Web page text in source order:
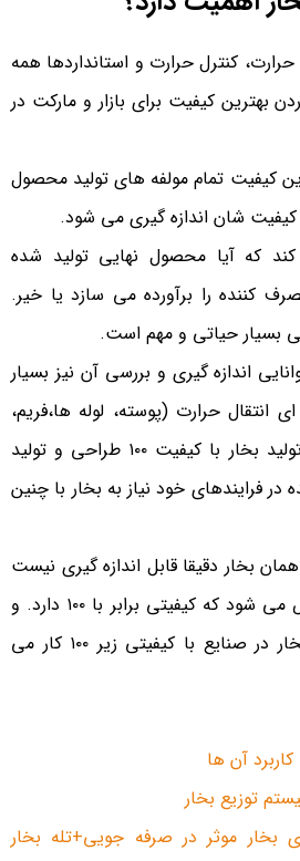
کنترل حرارت و استانداردها همه
بهترین کیفیت برای بازار و مارکت در
کیفیت تمام مولفه های تولید محصول
شان اندازه گیری می شود.
که آیا محصول نهایی تولید شده
کننده را برآورده می سازد یا خیر.
بسیار حیاتی و مهم است.
اندازه گیری و بررسی آن نیز بسیار
انتقال حرارت (پوسته، لوله ها،فریم،
کویل و…) باید بر اساس تولید بخار با کیفیت ۱۰۰ طراحی و تولید
فرایندهای خود نیاز به بخار با چنین
بخار دقیقا قابل اندازه گیری نیست
و در بسیاری از مواقع فرض می شود که کیفیتی برابر با ۱۰۰ دارد. و
بسیاری از سیستم های بخار در صنایع با کیفیتی زیر ۱۰۰ کار می
آن ها
توزیع بخار
بخار موثر در صرفه جویی+تله بخار